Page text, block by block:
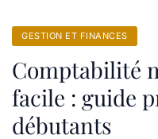
GESTION ET FINANCES
Comptabilité
facile : guide
débutants